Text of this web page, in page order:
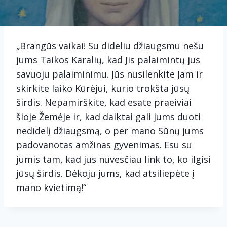
„Brangūs vaikai! Su dideliu džiaugsmu nešu
jums Taikos Karalių, kad Jis palaimintų jus
savuoju palaiminimu. Jūs nusilenkite Jam ir
skirkite laiko Kūrėjui, kurio trokšta jūsų
širdis. Nepamirškite, kad esate praeiviai
šioje Žemėje ir, kad daiktai gali jums duoti
nedidelį džiaugsmą, o per mano Sūnų jums
padovanotas amžinas gyvenimas. Esu su
jumis tam, kad jus nuvesčiau link to, ko ilgisi
jūsų širdis. Dėkoju jums, kad atsiliepėte į
mano kvietimą!“